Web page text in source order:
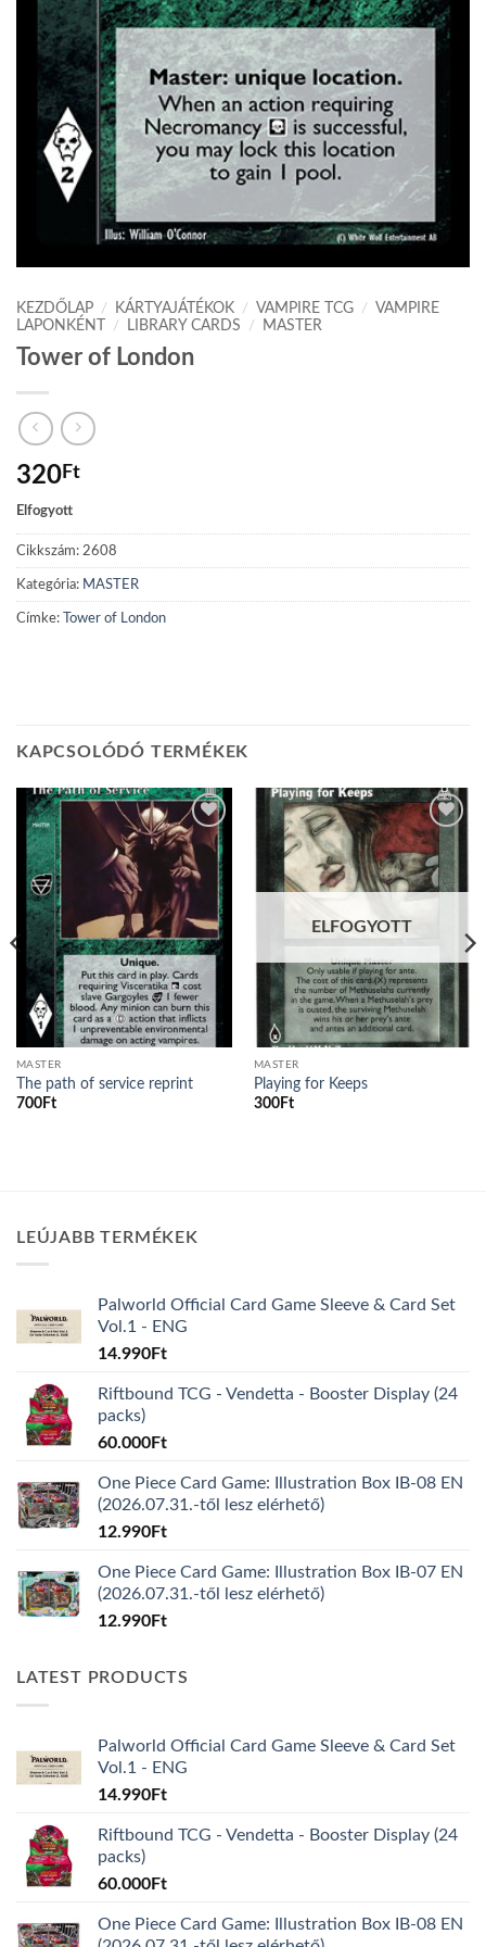
KEZDŐLAP / KÁRTYAJÁTÉKOK / VAMPIRE TCG /
VAMPIRE
LAPONKÉNT
/ LIBRARY CARDS / MASTER
Tower of London
320Ft
Elfogyott
Cikkszám: 2608
Kategória: MASTER
Címke: Tower of London
KAPCSOLÓDÓ TERMÉKEK
Add to
wishlist
MASTER
The path of service reprint
700Ft
Add to
wishlist
ELFOGYOTT
MASTER
Playing for Keeps
300Ft
LEÚJABB TERMÉKEK
Palworld Official Card Game Sleeve & Card Set
Vol.1 - ENG
14.990Ft
Riftbound TCG - Vendetta - Booster Display (24
packs)
60.000Ft
One Piece Card Game: Illustration Box IB-08 EN
(2026.07.31.-től lesz elérhető)
12.990Ft
One Piece Card Game: Illustration Box IB-07 EN
(2026.07.31.-től lesz elérhető)
12.990Ft
LATEST PRODUCTS
Palworld Official Card Game Sleeve & Card Set
Vol.1 - ENG
14.990Ft
Riftbound TCG - Vendetta - Booster Display (24
packs)
60.000Ft
One Piece Card Game: Illustration Box IB-08 EN